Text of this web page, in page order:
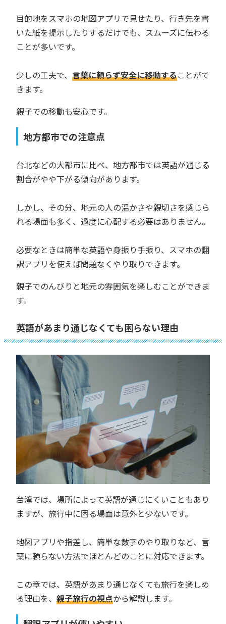
目的地をスマホの地図アプリで見せたり、行き先を書
いた紙を提示したりするだけでも、スムーズに伝わる
ことが多いです。
少しの工夫で、 言葉に頼らず安全に移動することがで
きます。
親子での移動も安心です。
地方都市での注意点
台北などの大都市に比べ、地方都市では英語が通じる
割合がやや下がる傾向があります。
しかし、その分、地元の人の温かさや親切さを感じら
れる場面も多く、過度に心配する必要はありません。
必要なときは簡単な英語や身振り手振り、スマホの翻
訳アプリを使えば問題なくやり取りできます。
親子でのんびりと地元の雰囲気を楽しむことができま
す。
英語があまり通じなくても困らない理由
台湾では、場所によって英語が通じにくいこともあり
ますが、旅行中に困る場面は意外と少ないです。
地図アプリや指差し、簡単な数字のやり取りなど、言
葉に頼らない方法でほとんどのことに対応できます。
この章では、英語があまり通じなくても旅行を楽しめ
る理由を、 親子旅行の視点から解説します。